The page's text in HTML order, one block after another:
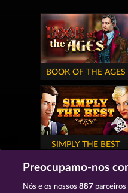
BOOK OF THE AGES
SIMPLY THE BEST
Preocupamo-nos
Nós e os nossos887 parceiros